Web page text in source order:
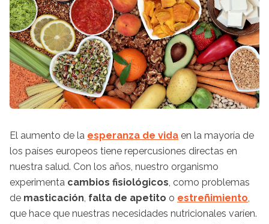
El aumento de la esperanza de vida en la mayoría de
los países europeos tiene repercusiones directas en
nuestra salud. Con los años, nuestro organismo
experimenta cambios fisiológicos, como problemas
de masticación, falta de apetito o estreñimiento,
que hace que nuestras necesidades nutricionales varíen.